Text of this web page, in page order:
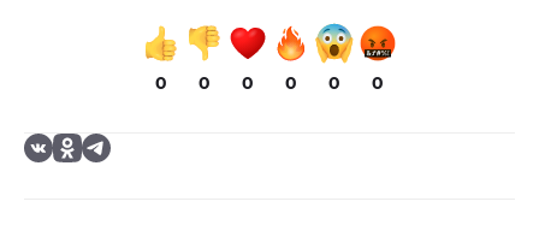
0 0 0 0 0 0